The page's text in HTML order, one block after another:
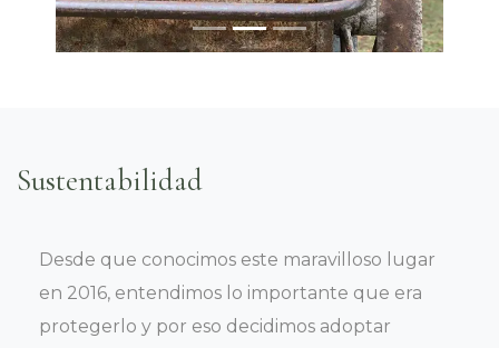
Sustentabilidad
Desde que conocimos este maravilloso lugar
en 2016, entendimos lo importante que era
protegerlo y por eso decidimos adoptar